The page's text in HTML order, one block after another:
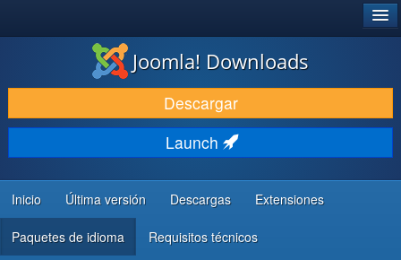
DESCARGAR & EXTENDER
DESCUBRE & APRENDE
COMUNIDAD & SOPORTE
RECURSOS PARA DESARROLLADORES
Joomla! Downloads
Descargar
Launch
Inicio Última versión Descargas Extensiones
Paquetes de idioma Requisitos técnicos